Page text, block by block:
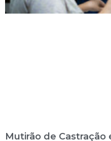
Mutirão de Castração